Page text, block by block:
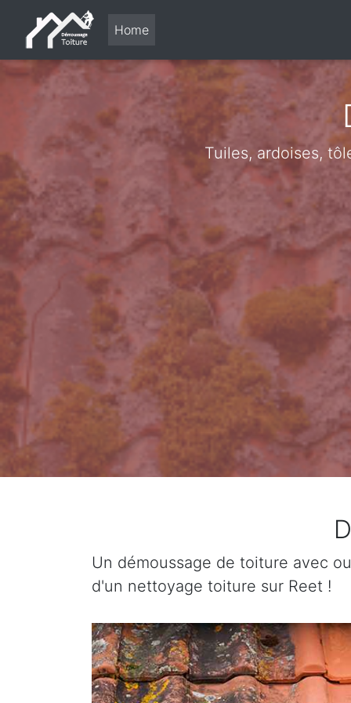
Home
Tuiles, ardoises,
Un démoussage de toiture avec
d'un nettoyage toiture sur Reet !